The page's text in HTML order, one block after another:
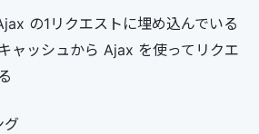
の1リクエストに埋め込んでいる
ャッシュから Ajax を使ってリクエ
グ